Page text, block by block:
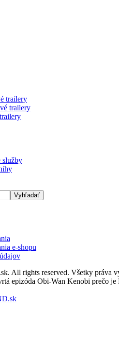
trailery
trailery
služby
e-shopu
All rights reserved. Všetky práva
epizóda Obi-Wan Kenobi prečo je